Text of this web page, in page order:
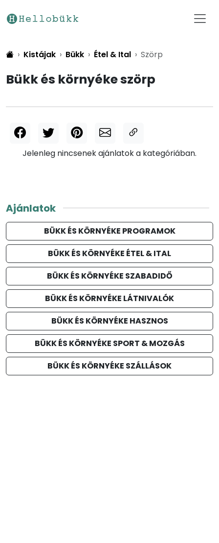
Kistájak Bükk Étel & Ital Szörp
Bükk és környéke szörp
Jelenleg nincsenek ajánlatok a kategóriában.
Ajánlatok
BÜKK ÉS KÖRNYÉKE PROGRAMOK
BÜKK ÉS KÖRNYÉKE ÉTEL & ITAL
BÜKK ÉS KÖRNYÉKE SZABADIDŐ
BÜKK ÉS KÖRNYÉKE LÁTNIVALÓK
BÜKK ÉS KÖRNYÉKE HASZNOS
BÜKK ÉS KÖRNYÉKE SPORT & MOZGÁS
BÜKK ÉS KÖRNYÉKE SZÁLLÁSOK